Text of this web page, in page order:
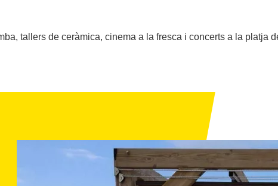
tallers de ceràmica, cinema a la fresca i concerts a la platja